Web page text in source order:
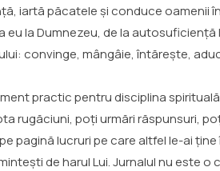
iartă păcatele și conduce oamenii
eu la Dumnezeu, de la
convinge, mângâie, întărește,
practic pentru disciplina
rugăciuni, poți urmări răspunsuri,
pagină lucruri pe care altfel le-ai
de harul Lui. Jurnalul nu